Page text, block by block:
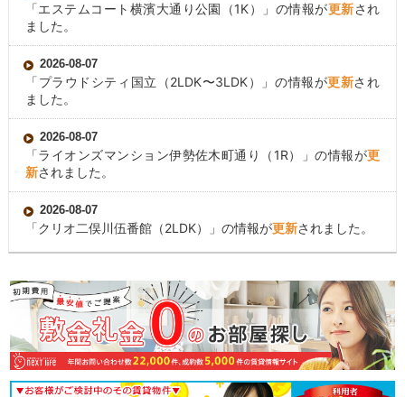
「エステムコート横濱大通り公園 （1K）」の情報が更新され
ました。
2026-08-07
「プラウドシティ国立 （2LDK〜3LDK）」の情報が更新され
ました。
2026-08-07
「ライオンズマンション伊勢佐木町通り （1R）」の情報が更
新されました。
2026-08-07
「クリオ二俣川伍番館（2LDK）」の情報が更新されました。